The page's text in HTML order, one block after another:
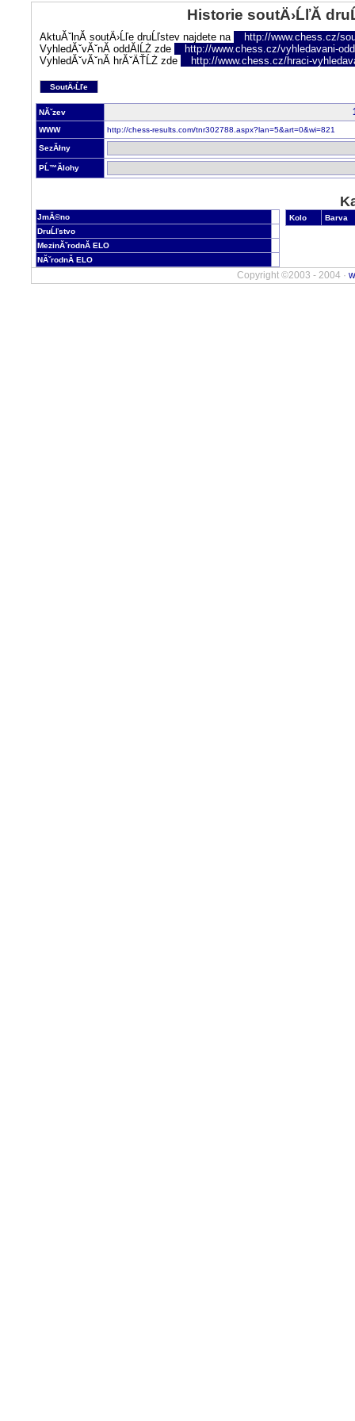
Historie soutÄ›ĹľĂ­
AktuĂˇlnĂ­ soutÄ›Ĺľe druĹľstev najdete na
http://www.chess.cz/
VyhledĂˇvĂˇnĂ­ oddĂ­lĹŻ zde
http://www.chess.cz/vyhledavani-
VyhledĂˇvĂˇnĂ­ hrĂˇÄŤĹŻ zde
http://www.chess.cz/hraci-
SoutÄ›Ĺľe
NĂˇzev
WWW http://chess-results.com/tnr302788.aspx?lan=5&art=0&wi=821
SezĂłny
PĹ™Ă­lohy
JmĂ©no
DruĹľstvo
MezinĂˇrodnĂ­ ELO
NĂˇrodnĂ­ ELO
Kolo Barva
Copyright ©2003 - 2004 ·